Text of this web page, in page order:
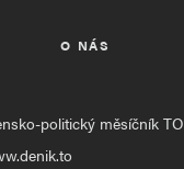
O NÁS
politický měsíčník TO